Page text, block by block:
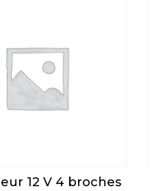
12 V 4 broches